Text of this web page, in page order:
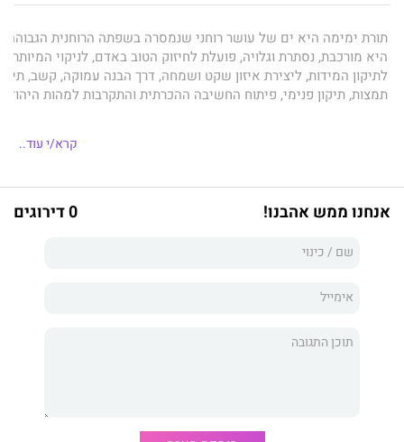
תורת ימימה היא ים של עושר רוחני שנמסרה בשפתה הרוחנית הגבוהה,
היא מורכבת, נסתרת וגלויה, פועלת לחיזוק הטוב באדם, לניקוי המיותר,
לתיקון המידות, ליצירת איזון שקט ושמחה, דרך הבנה עמוקה, קשב,
תמצות, תיקון פנימי, פיתוח החשיבה ההכרתית והתקרבות למהות
תורת ימימה מורכבת, נסתרת וגלויה פועלת לחיזוק הטוב באדם, לניקוי
היהודית.
זהו ספר חמישי בסדרת ספרי תורת ימימה.
בלימודו ובקבלת השפע הטמון בו.
קרא/י עוד..
אנחנו ממש אהבנו! 0 דירוגים